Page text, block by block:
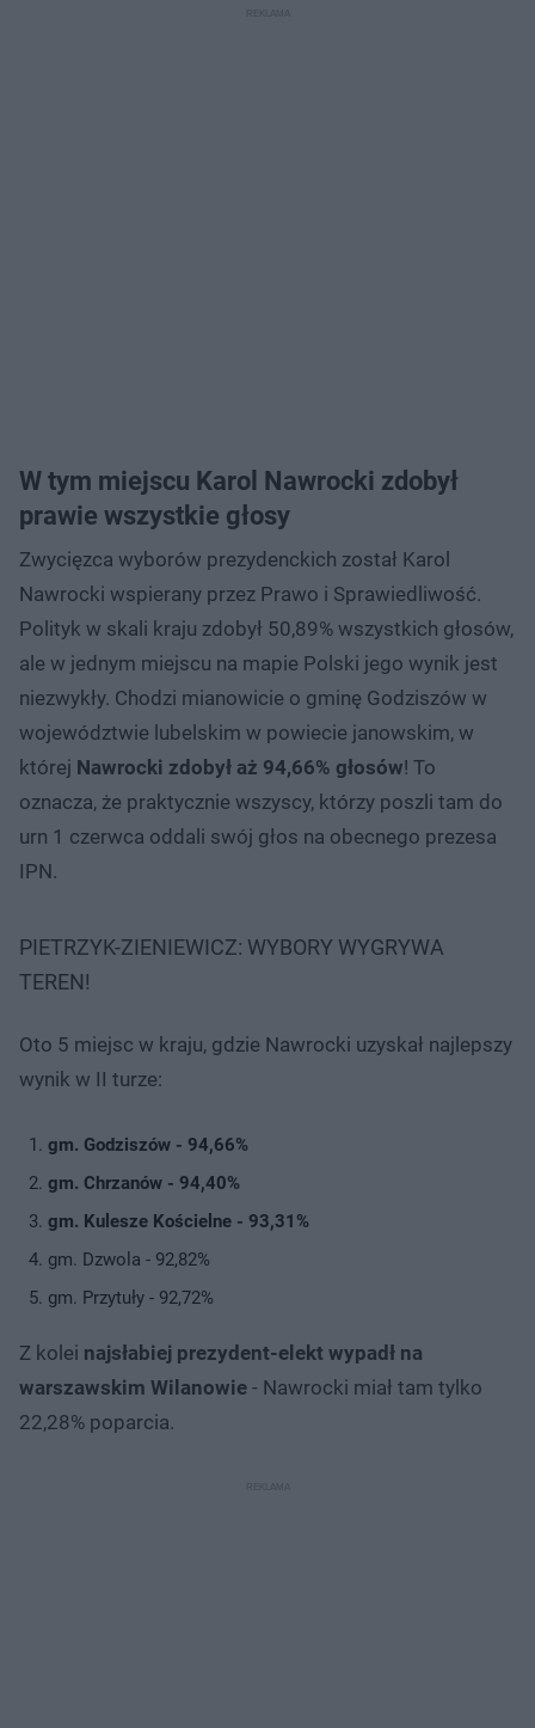
W tym miejscu Karol Nawrocki zdobył
prawie wszystkie głosy
Zwycięzca wyborów prezydenckich został Karol
Nawrocki wspierany przez Prawo i Sprawiedliwość.
Polityk w skali kraju zdobył 50,89% wszystkich głosów,
ale w jednym miejscu na mapie Polski jego wynik jest
niezwykły. Chodzi mianowicie o gminę Godziszów w
województwie lubelskim w powiecie janowskim, w
której Nawrocki zdobył aż 94,66% głosów! To
oznacza, że praktycznie wszyscy, którzy poszli tam do
urn 1 czerwca oddali swój głos na obecnego prezesa
IPN.
PIETRZYK-ZIENIEWICZ: WYBORY WYGRYWA
TEREN!
Oto 5 miejsc w kraju, gdzie Nawrocki uzyskał najlepszy
wynik w II turze:
gm. Godziszów - 94,66%
gm. Chrzanów - 94,40%
gm. Kulesze Kościelne - 93,31%
gm. Dzwola - 92,82%
gm. Przytuły - 92,72%
Z kolei najsłabiej prezydent-elekt wypadł na
warszawskim Wilanowie - Nawrocki miał tam tylko
22,28% poparcia.